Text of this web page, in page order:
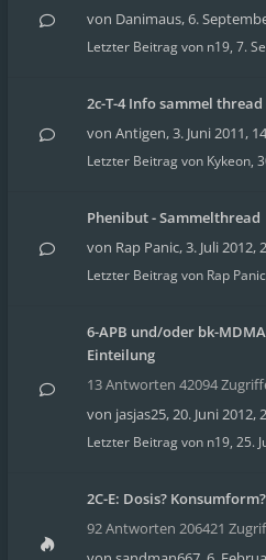
von Danimaus,6.
Letzter Beitrag von n19, 7.
2c-T-4 Info sammel thread
von Antigen,3. Juni 2011,
Letzter Beitrag von Kykeon,
Phenibut - Sammelthread
von Rap Panic,3. Juli 2012,
Letzter Beitrag von Rap Panic
6-APB und/oder bk-
Einteilung
13 Antworten 42094
von jasjas25,20. Juni 2012,
Letzter Beitrag von n19, 25.
2C-E: Dosis?
92 Antworten 206421